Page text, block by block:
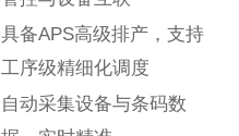
具备APS高级排产，支持
工序级精细化调度
自动采集设备与条码数